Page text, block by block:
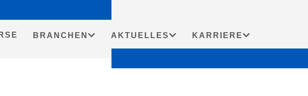
BRANCHEN AKTUELLES KARRIERE